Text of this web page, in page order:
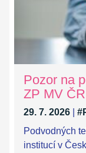
Pozor na
ZP MV ČR
29. 7. 2026
Podvodných
institucí v